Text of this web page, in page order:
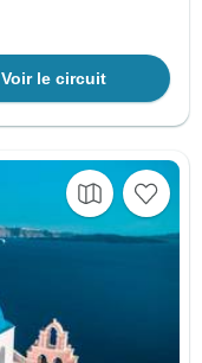
Voir le circuit